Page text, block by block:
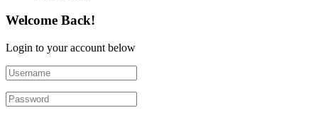
Welcome Back!
Login to your account below